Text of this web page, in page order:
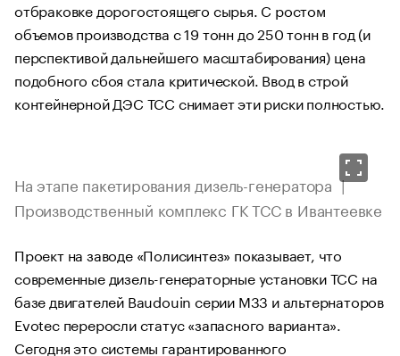
отбраковке дорогостоящего сырья. С ростом
объемов производства с 19 тонн до 250 тонн в год (и
перспективой дальнейшего масштабирования) цена
подобного сбоя стала критической. Ввод в строй
контейнерной ДЭС ТСС снимает эти риски полностью.
На этапе пакетирования дизель-генератора |
Производственный комплекс ГК ТСС в Ивантеевке
Проект на заводе «Полисинтез» показывает, что
современные дизель-генераторные установки ТСС на
базе двигателей Baudouin серии M33 и альтернаторов
Evotec переросли статус «запасного варианта».
Сегодня это системы гарантированного